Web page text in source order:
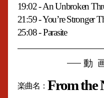
19:02 - An Unbroken
21:59 - You’re Stronger
25:08 - Parasite
動
楽曲名 From the